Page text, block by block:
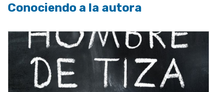
Conociendo a la autora